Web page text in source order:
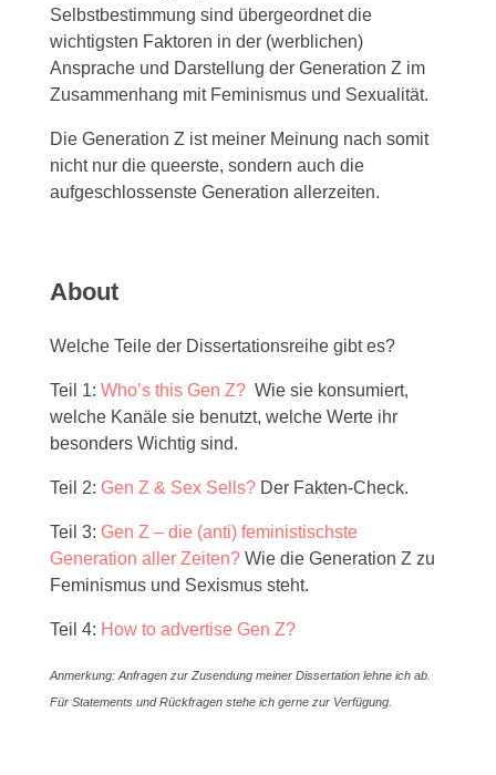
Selbstbestimmung sind übergeordnet die
wichtigsten Faktoren in der (werblichen)
Ansprache und Darstellung der Generation Z im
Zusammenhang mit Feminismus und Sexualität.
Die Generation Z ist meiner Meinung nach somit
nicht nur die queerste, sondern auch die
aufgeschlossenste Generation allerzeiten.
About
Welche Teile der Dissertationsreihe gibt es?
Teil 1: Who’s this Gen Z? Wie sie konsumiert,
welche Kanäle sie benutzt, welche Werte ihr
besonders Wichtig sind.
Teil 2: Gen Z & Sex Sells? Der Fakten-Check.
Teil 3: Gen Z – die (anti) feministischste
Generation aller Zeiten? Wie die Generation Z zu
Feminismus und Sexismus steht.
Teil 4: How to advertise Gen Z?
Anmerkung: Anfragen zur Zusendung meiner Dissertation lehne ich ab.
Für Statements und Rückfragen stehe ich gerne zur Verfügung.